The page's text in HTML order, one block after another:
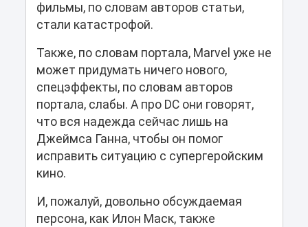
фильмы, по словам авторов статьи,
стали катастрофой.
Также, по словам портала, Marvel уже не
может придумать ничего нового,
спецэффекты, по словам авторов
портала, слабы. А про DC они говорят,
что вся надежда сейчас лишь на
Джеймса Ганна, чтобы он помог
исправить ситуацию с супергеройским
кино.
И, пожалуй, довольно обсуждаемая
персона, как Илон Маск, также